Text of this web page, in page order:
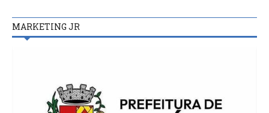
MARKETING JR